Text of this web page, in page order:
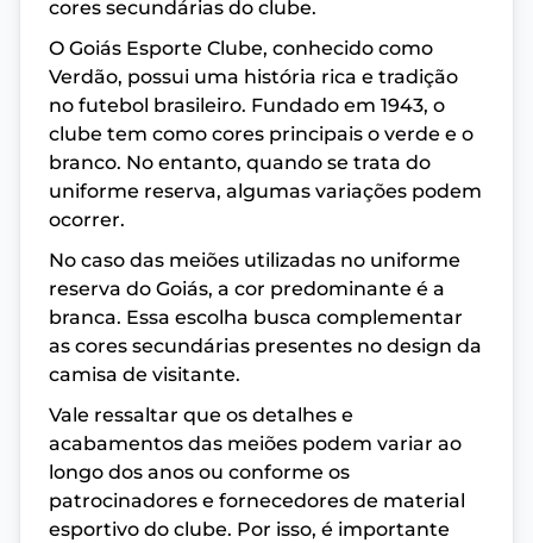
cores secundárias do clube.
O Goiás Esporte Clube, conhecido como
Verdão, possui uma história rica e tradição
no futebol brasileiro. Fundado em 1943, o
clube tem como cores principais o verde e o
branco. No entanto, quando se trata do
uniforme reserva, algumas variações podem
ocorrer.
No caso das meiões utilizadas no uniforme
reserva do Goiás, a cor predominante é a
branca. Essa escolha busca complementar
as cores secundárias presentes no design da
camisa de visitante.
Vale ressaltar que os detalhes e
acabamentos das meiões podem variar ao
longo dos anos ou conforme os
patrocinadores e fornecedores de material
esportivo do clube. Por isso, é importante